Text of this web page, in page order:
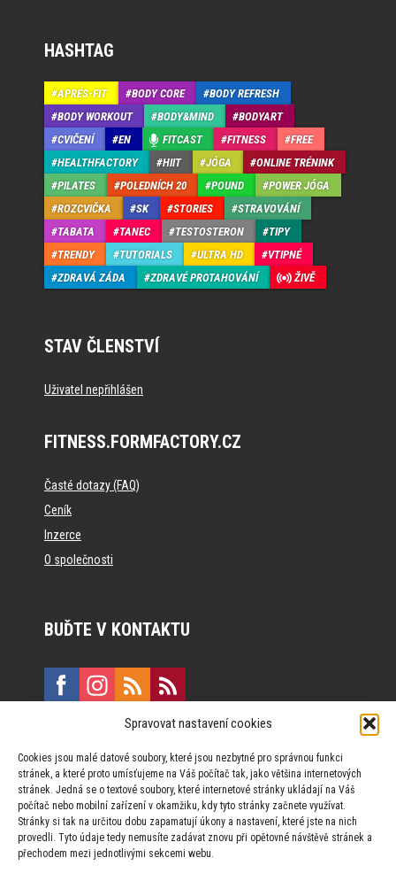
Spravovat nastavení cookies
Cookies jsou malé datové soubory, které jsou nezbytné pro správnou funkci
stránek, a které proto umísťujeme na Váš počítač tak, jako většina internetových
stránek. Jedná se o textové soubory, které internetové stránky ukládají na Váš
počítač nebo mobilní zařízení v okamžiku, kdy tyto stránky začnete využívat.
Stránky si tak na určitou dobu zapamatují úkony a nastavení, které jste na nich
provedli. Tyto údaje tedy nemusíte zadávat znovu při opětovné návštěvě stránek a
přechodem mezi jednotlivými sekcemi webu.
HASHTAG
APRÉS-FIT BODY CORE
BODY REFRESH
BODY WORKOUT
BODY&MIND
BODYART
CVIČENÍ
EN FITCAST FITNESS
FREE
HEALTHFACTORY
HIIT JÓGA
ONLINE TRÉNINK
PILATES
POLEDNÍCH 20 POUND
POWER JÓGA
ROZCVIČKA
SK STORIES
STRAVOVÁNÍ
TABATA
TANEC TESTOSTERON
TIPY
TRENDY
TUTORIALS ULTRA HD
VTIPNÉ
ZDRAVÁ ZÁDA
ZDRAVÉ PROTAHOVÁNÍ ŽIVĚ
STAV ČLENSTVÍ
Uživatel nepřihlášen
FITNESS.FORMFACTORY.CZ
Časté dotazy (FAQ)
Ceník
Inzerce
O společnosti
BUĎTE V KONTAKTU
Vinohradská 190, 130 00 Praha 3
Za publikovaný obsah odpovídají jednotliví autoři.